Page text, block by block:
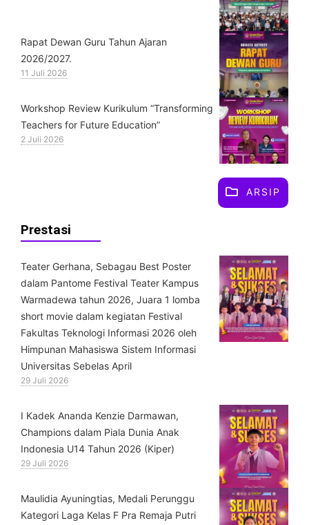
Rapat Dewan Guru Tahun Ajaran
2026/2027.
11 Juli 2026
Workshop Review Kurikulum “Transforming
Teachers for Future Education”
2 Juli 2026
ARSIP
Prestasi
Teater Gerhana, Sebagau Best Poster
dalam Pantome Festival Teater Kampus
Warmadewa tahun 2026, Juara 1 lomba
short movie dalam kegiatan Festival
Fakultas Teknologi Informasi 2026 oleh
Himpunan Mahasiswa Sistem Informasi
Universitas Sebelas April
29 Juli 2026
⁠I Kadek Ananda Kenzie Darmawan,
Champions dalam Piala Dunia Anak
Indonesia U14 Tahun 2026 (Kiper)
29 Juli 2026
⁠Maulidia Ayuningtias, Medali Perunggu
Kategori Laga Kelas F Pra Remaja Putri